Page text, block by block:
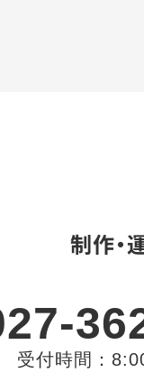
制作・
受付時間：